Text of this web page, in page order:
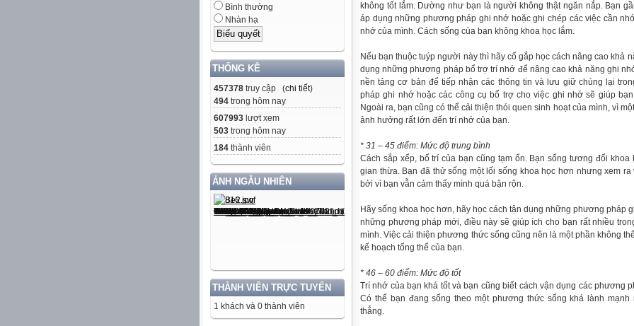
Bình thường
Nhàn hạ
THỐNG KÊ
457378 truy cập (chi tiết)
494 trong hôm nay
607993 lượt xem
503 trong hôm nay
184 thành viên
ẢNH NGẪU NHIÊN
THÀNH VIÊN TRỰC TUYẾN
1 khách và 0 thành viên
không tốt lắm. Dường như bạn là người không thật ngăn nắp. Bạn
áp dụng những phương pháp ghi nhớ hoặc ghi chép các việc cần
nhớ của mình. Cách sống của bạn không khoa học lắm.
Nếu bạn thuộc tuýp người này thì hãy cố gắp học cách nâng cao khả
dụng những phương pháp bổ trợ trí nhớ để nâng cao khả năng ghi
nền tảng cơ bản để tiếp nhận các thông tin và lưu giữ chúng lại
pháp ghi nhớ hoặc các công cụ bổ trợ cho việc ghi nhớ sẽ giúp
Ngoài ra, bạn cũng có thể cải thiện thói quen sinh hoạt của mình, vì
ảnh hưởng rất lớn đến trí nhớ của bạn.
* 31 – 45 điểm: Mức độ trung bình
Cách sắp xếp, bố trí của bạn cũng tạm ổn. Bạn sống tương đối khoa
gian thừa. Bạn đã thử sống một lối sống khoa học hơn nhưng xem
bởi vì bạn vẫn cảm thấy mình quá bận rộn.
Hãy sống khoa học hơn, hãy học cách tận dụng những phương pháp
những phương pháp mới, điều này sẽ giúp ích cho bạn rất nhiều
mình. Việc cải thiện phương thức sống cũng nên là một phần không
kế hoạch tổng thể của bạn.
* 46 – 60 điểm: Mức độ tốt
Trí nhớ của bạn khá tốt và bạn cũng biết cách vận dụng các phương
Có thể bạn đang sống theo một phương thức sống khá lành
thẳng.